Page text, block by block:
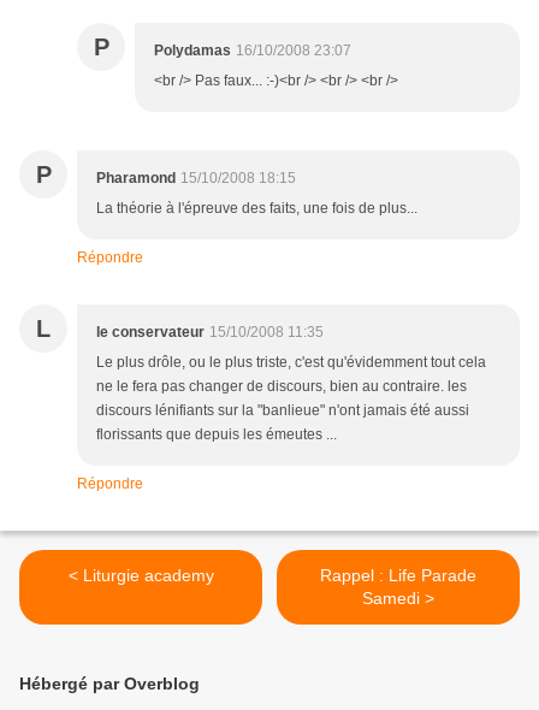
P Polydamas 16/10/2008 23:07
<br /> Pas faux... :-)<br /> <br /> <br />
P Pharamond 15/10/2008 18:15
La théorie à l'épreuve des faits, une fois de plus...
Répondre
L le conservateur 15/10/2008 11:35
Le plus drôle, ou le plus triste, c'est qu'évidemment tout cela
ne le fera pas changer de discours, bien au contraire. les
discours lénifiants sur la "banlieue" n'ont jamais été aussi
florissants que depuis les émeutes ...
Répondre
< Liturgie academy
Rappel : Life Parade
Samedi >
Hébergé par Overblog